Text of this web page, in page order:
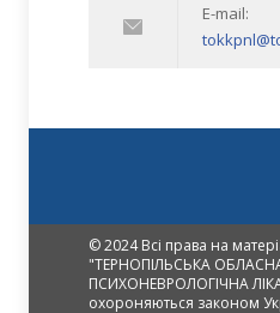
E-mail:
© 2024 Всі права на
"ТЕРНОПІЛЬСЬКА
ПСИХОНЕВРОЛОГІЧНА
охороняються законом